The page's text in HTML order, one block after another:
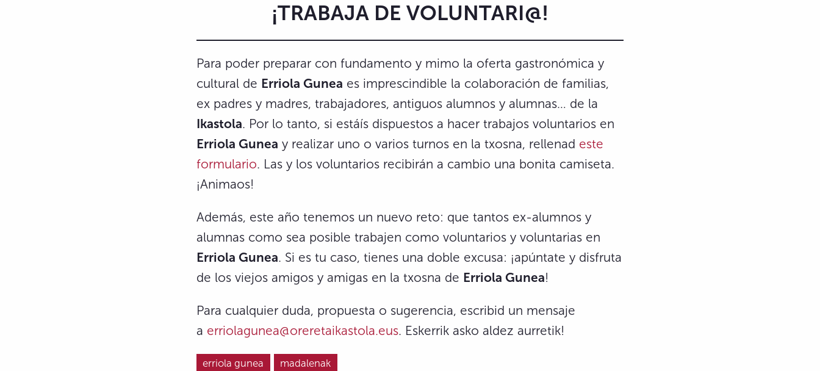
¡TRABAJA DE VOLUNTARI@!
Para poder preparar con fundamento y mimo la oferta gastronómica y
cultural de Erriola Gunea es imprescindible la colaboración de familias,
ex padres y madres, trabajadores, antiguos alumnos y alumnas… de la
Ikastola. Por lo tanto, si estáís dispuestos a hacer trabajos voluntarios en
Erriola Gunea y realizar uno o varios turnos en la txosna, rellenad este
formulario. Las y los voluntarios recibirán a cambio una bonita camiseta.
¡Animaos!
Además, este año tenemos un nuevo reto: que tantos ex-alumnos y
alumnas como sea posible trabajen como voluntarios y voluntarias en
Erriola Gunea. Si es tu caso, tienes una doble excusa: ¡apúntate y disfruta
de los viejos amigos y amigas en la txosna de Erriola Gunea!
Para cualquier duda, propuesta o sugerencia, escribid un mensaje
a erriolagunea@oreretaikastola.eus. Eskerrik asko aldez aurretik!
erriola gunea madalenak